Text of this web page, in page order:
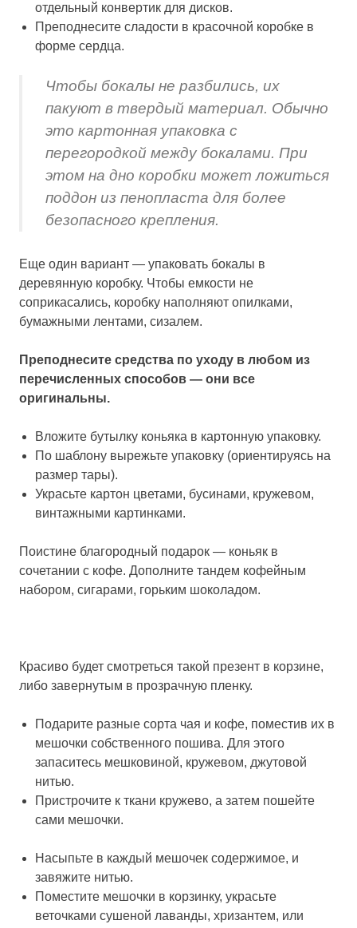
отдельный конвертик для дисков.
Преподнесите сладости в красочной коробке в
форме сердца.
Чтобы бокалы не разбились, их
пакуют в твердый материал. Обычно
это картонная упаковка с
перегородкой между бокалами. При
этом на дно коробки может ложиться
поддон из пенопласта для более
безопасного крепления.
Еще один вариант — упаковать бокалы в
деревянную коробку. Чтобы емкости не
соприкасались, коробку наполняют опилками,
бумажными лентами, сизалем.
Преподнесите средства по уходу в любом из
перечисленных способов — они все
оригинальны.
Вложите бутылку коньяка в картонную упаковку.
По шаблону вырежьте упаковку (ориентируясь на
размер тары).
Украсьте картон цветами, бусинами, кружевом,
винтажными картинками.
Поистине благородный подарок — коньяк в
сочетании с кофе. Дополните тандем кофейным
набором, сигарами, горьким шоколадом.
Красиво будет смотреться такой презент в корзине,
либо завернутым в прозрачную пленку.
Подарите разные сорта чая и кофе, поместив их в
мешочки собственного пошива. Для этого
запаситесь мешковиной, кружевом, джутовой
нитью.
Пристрочите к ткани кружево, а затем пошейте
сами мешочки.
Насыпьте в каждый мешочек содержимое, и
завяжите нитью.
Поместите мешочки в корзинку, украсьте
веточками сушеной лаванды, хризантем, или